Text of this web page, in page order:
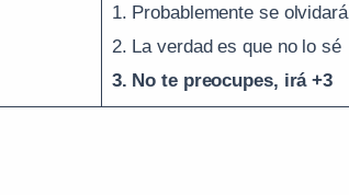
1. Probablemente se olvidará
2. La verdad es que no lo sé
3. No te preocupes, irá +3